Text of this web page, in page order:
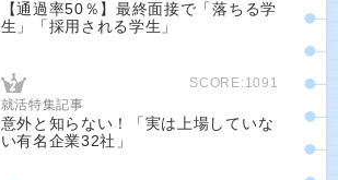
【通過率50％】最終面接で「落ちる学
生」「採用される学生」
SCORE:1091
就活特集記事
意外と知らない！「実は上場していな
い有名企業32社」